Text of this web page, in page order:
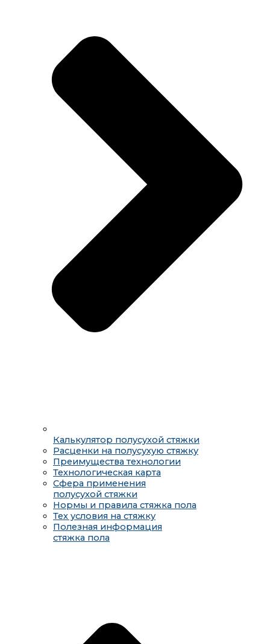
Калькулятор полусухой стяжки
Расценки на полусухую стяжку
Преимущества технологии
Технологическая карта
Сфера применения
полусухой стяжки
Нормы и правила стяжка пола
Тех условия на стяжку
Полезная информация
стяжка пола